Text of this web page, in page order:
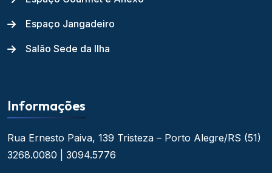
Espaço Jangadeiro
Salão Sede da Ilha
Informações
Rua Ernesto Paiva, 139 Tristeza – Porto Alegre/RS (51)
3268.0080 | 3094.5776